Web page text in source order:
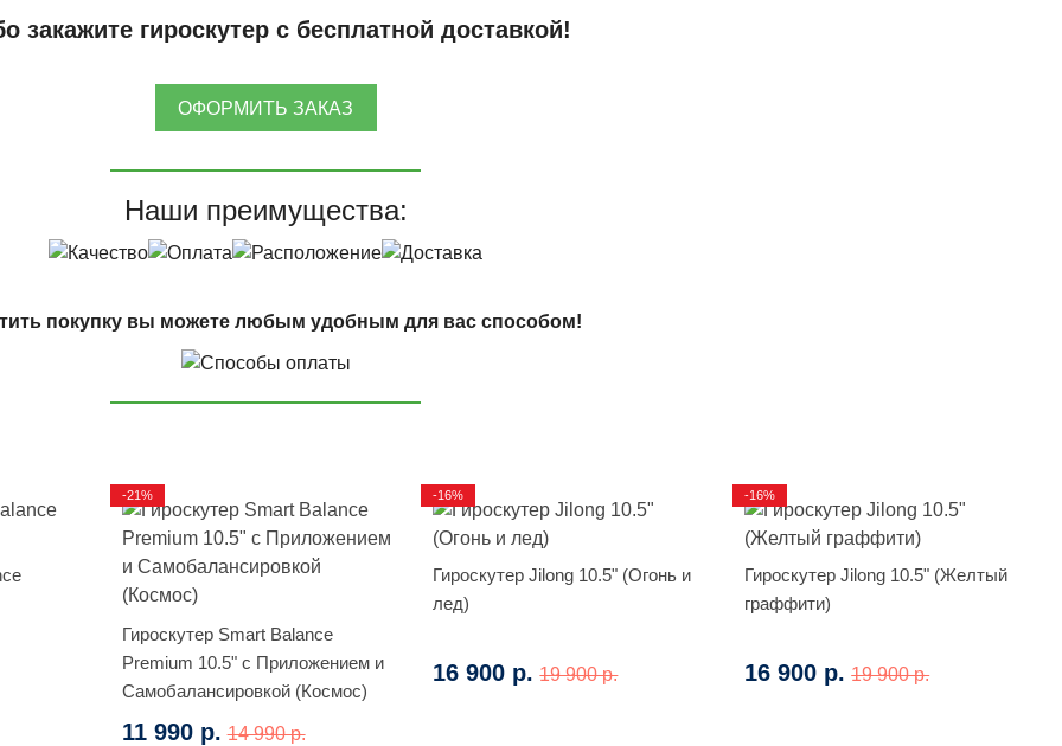
закажите гироскутер с бесплатной доставкой!
ОФОРМИТЬ ЗАКАЗ
Наши преимущества:
покупку вы можете любым удобным для вас способом!
Гироскутер Smart Balance
Premium 10.5" с Приложением и
Самобалансировкой (Космос)
11 990 р. 14 990 р.
-21%
Гироскутер Jilong 10.5" (Огонь и
лед)
16 900 р. 19 900 р.
-16%
Гироскутер Jilong 10.5" (Желтый
граффити)
16 900 р. 19 900 р.
-16%